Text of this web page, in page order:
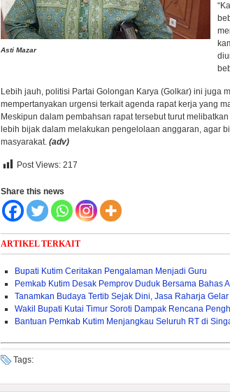
Asti Mazar
Lebih jauh, politisi Partai Golongan Karya (Golkar) ini juga
mempertanyakan urgensi terkait agenda rapat kerja yang
Meskipun dalam pembahsan rapat tersebut turut
lebih bijak dalam melakukan pengelolaan anggaran, agar
masyarakat. (adv)
Post Views: 217
Share this news
ARTIKEL TERKAIT
Bupati Kutim Ceritakan Pengalaman Menjadi Guru
Pemkab Kutim Desak Pemprov Duduk Bersama Bahas
Tanamkan Budaya Tertib Sejak Dini, Jasa Raharja
Wakil Bupati Kutai Timur Soroti Dampak Rencana
Bantuan Pemkab Kutim Menjangkau Seluruh RT di
Tags: